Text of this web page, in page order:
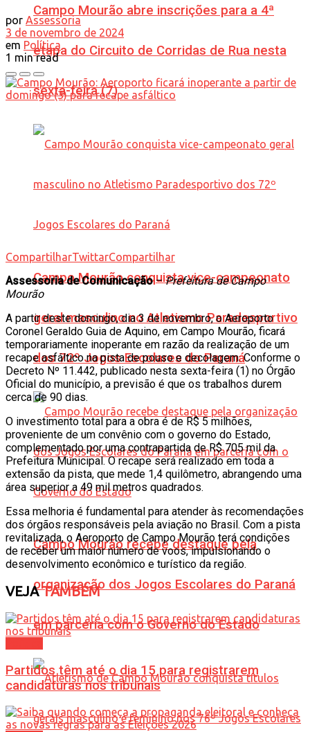
Campo Mourão abre inscrições para a 4ª
etapa do Circuito de Corridas de Rua nesta
sexta-feira (7)
Campo Mourão conquista vice-campeonato
geral masculino no Atletismo Paradesportivo
dos 72º Jogos Escolares do Paraná
Campo Mourão recebe destaque pela
organização dos Jogos Escolares do Paraná
em parceria com o Governo do Estado
por Assessoria
3 de novembro de 2024
em Política
1 min read
CompartilharTwittarCompartilhar
Assessoria de Comunicação–Prefeitura de Campo
Mourão
A partir deste domingo, dia 3 de novembro, o Aeroporto
Coronel Geraldo Guia de Aquino, em Campo Mourão, ficará
temporariamente inoperante em razão da realização de um
recape asfáltico na pista de pouso e decolagem. Conforme o
Decreto Nº 11.442, publicado nesta sexta-feira (1) no Órgão
Oficial do município, a previsão é que os trabalhos durem
cerca de 90 dias.
O investimento total para a obra é de R$ 5 milhões,
proveniente de um convênio com o governo do Estado,
complementado por uma contrapartida de R$ 705 mil da
Prefeitura Municipal. O recape será realizado em toda a
extensão da pista, que mede 1,4 quilômetro, abrangendo uma
área superior a 49 mil metros quadrados.
Essa melhoria é fundamental para atender às recomendações
dos órgãos responsáveis pela aviação no Brasil. Com a pista
revitalizada, o Aeroporto de Campo Mourão terá condições
de receber um maior número de voos, impulsionando o
desenvolvimento econômico e turístico da região.
VEJATAMBÉM
Partidos têm até o dia 15 para registrarem
candidaturas nos tribunais